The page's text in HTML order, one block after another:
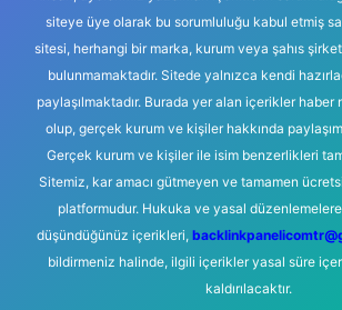
siteye üye olarak bu sorumluluğu kabul etmiş
sitesi, herhangi bir marka, kurum veya şahıs
bulunmamaktadır. Sitede yalnızca kendi
paylaşılmaktadır. Burada yer alan içerikler haber
olup, gerçek kurum ve kişiler hakkında
Gerçek kurum ve kişiler ile isim benzerlikleri
Sitemiz, kar amacı gütmeyen ve tamamen
platformudur. Hukuka ve yasal düzenlemelere
düşündüğünüz içerikleri,
bildirmeniz halinde, ilgili içerikler yasal süre
kaldırılacaktır.